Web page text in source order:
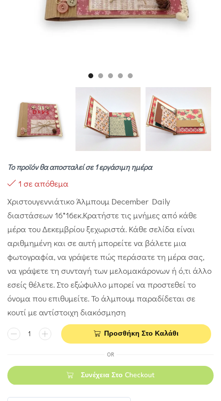
Το προϊόν θα αποσταλεί σε 1 εργάσιμη ημέρα
1 σε απόθεμα
Χριστουγεννιάτικο Άλμπουμ December Daily
διαστάσεων 16*16εκ.Κρατήστε τις μνήμες από κάθε
μέρα του Δεκεμβρίου ξεχωριστά. Κάθε σελίδα είναι
αριθμημένη και σε αυτή μπορείτε να βάλετε μια
φωτογραφία, να γράψετε πώς περάσατε τη μέρα σας,
να γράψετε τη συνταγή των μελομακάρονων ή ό,τι άλλο
εσείς θέλετε. Στο εξώφυλλο μπορεί να προστεθεί το
όνομα που επιθυμείτε. Το άλμπουμ παραδίδεται σε
κουτί με αντίστοιχη διακόσμηση
Προσθήκη Στο Καλάθι
OR
Συνέχεια Στο Checkout